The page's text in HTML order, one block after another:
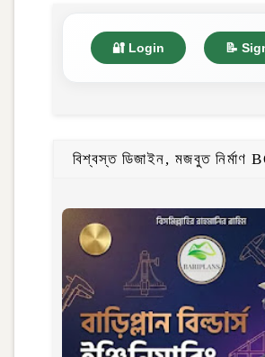
🔐 Login 📝
বিশ্বস্ত ডিজাইন, মজবুত নির্মাণ